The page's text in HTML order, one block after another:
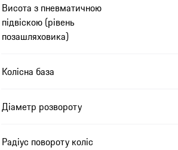
Висота з пневматичною
підвіскою (рівень
позашляховика)
Колісна база
Діаметр розвороту
Радіус повороту коліс